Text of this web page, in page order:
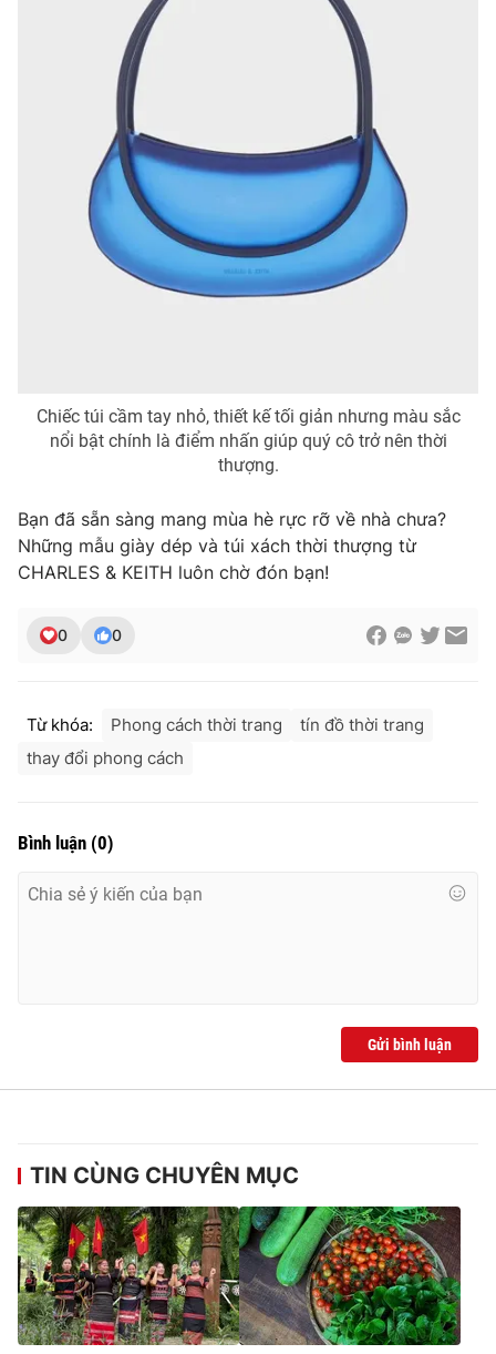
Chiếc túi cầm tay nhỏ, thiết kế tối giản nhưng màu sắc
nổi bật chính là điểm nhấn giúp quý cô trở nên thời
thượng.
Bạn đã sẵn sàng mang mùa hè rực rỡ về nhà chưa?
Những mẫu giày dép và túi xách thời thượng từ
CHARLES & KEITH luôn chờ đón bạn!
0 0
Từ khóa: Phong cách thời trang
tín đồ thời trang
thay đổi phong cách
Bình luận (0)
Gửi bình luận
TIN CÙNG CHUYÊN MỤC